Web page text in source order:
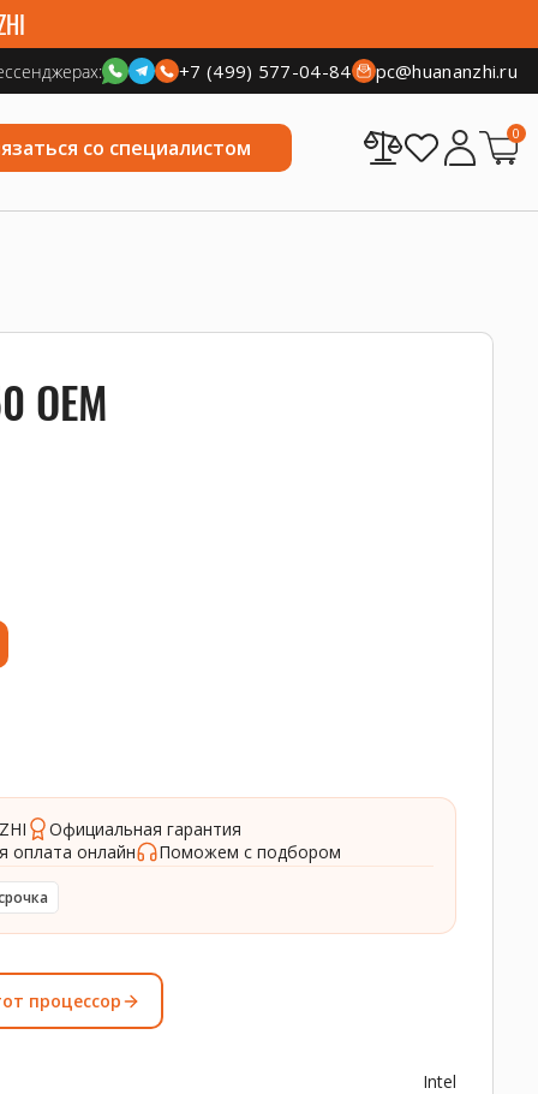
+7 (499) 577-04-84 pc@huananzhi.ru
со специалистом
0
OEM
Официальная гарантия
оплата онлайн Поможем с подбором
процессор
Intel